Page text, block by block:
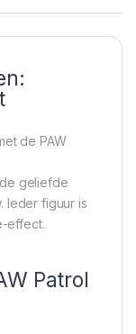
de PAW
geliefde
Ieder figuur is
effect.
Patrol